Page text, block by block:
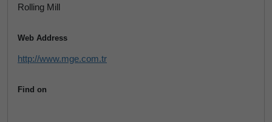
Rolling Mill
Web Address
http://www.mge.com.tr
Find on